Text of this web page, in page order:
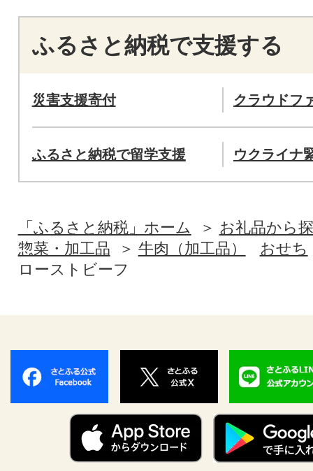
ふるさと納税で支援する
災害支援寄付 クラウドフ
ふるさと納税で留学支援 ウクライナ
「ふるさと納税」ホーム
お礼品から
惣菜・加工品
牛肉（加工品）
おせち
ローストビーフ